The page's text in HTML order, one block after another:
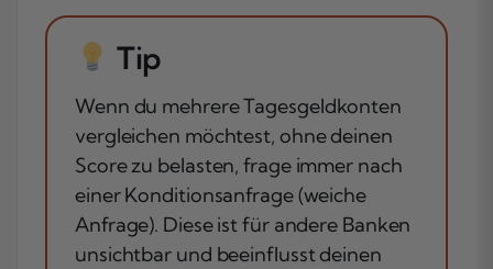
Tip
Wenn du mehrere Tagesgeldkonten
vergleichen möchtest, ohne deinen
Score zu belasten, frage immer nach
einer Konditionsanfrage (weiche
Anfrage). Diese ist für andere Banken
unsichtbar und beeinflusst deinen